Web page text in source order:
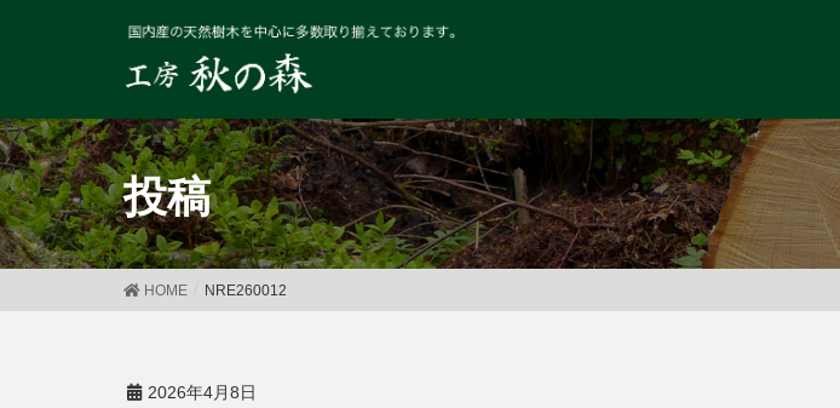
投稿
HOME NRE260012
2026年4月8日